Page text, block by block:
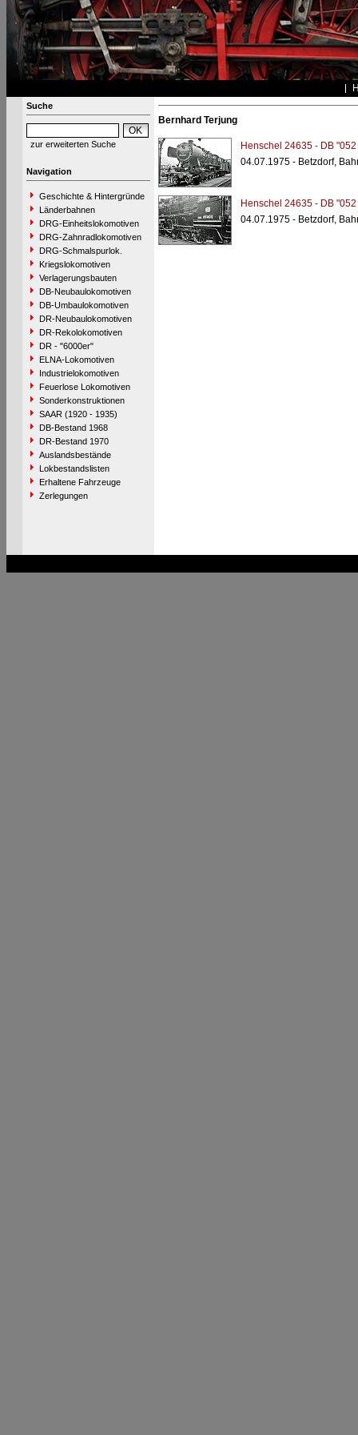
Suche
zur erweiterten Suche
Navigation
Geschichte & Hintergründe
Länderbahnen
DRG-Einheitslokomotiven
DRG-Zahnradlokomotiven
DRG-Schmalspurlok.
Kriegslokomotiven
Verlagerungsbauten
DB-Neubaulokomotiven
DB-Umbaulokomotiven
DR-Neubaulokomotiven
DR-Rekolokomotiven
DR - "6000er"
ELNA-Lokomotiven
Industrielokomotiven
Feuerlose Lokomotiven
Sonderkonstruktionen
SAAR (1920 - 1935)
DB-Bestand 1968
DR-Bestand 1970
Auslandsbestände
Lokbestandslisten
Erhaltene Fahrzeuge
Zerlegungen
Bernhard Terjung
Henschel 24635 - DB
04.07.1975 - Betzdorf,
Henschel 24635 - DB
04.07.1975 - Betzdorf,